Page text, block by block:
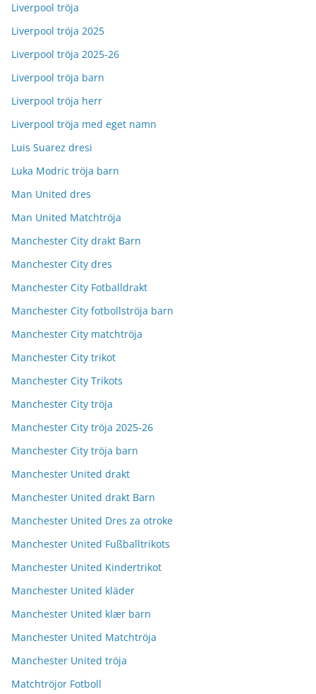
Liverpool tröja
Liverpool tröja 2025
Liverpool tröja 2025-26
Liverpool tröja barn
Liverpool tröja herr
Liverpool tröja med eget namn
Luis Suarez dresi
Luka Modric tröja barn
Man United dres
Man United Matchtröja
Manchester City drakt Barn
Manchester City dres
Manchester City Fotballdrakt
Manchester City fotbollströja barn
Manchester City matchtröja
Manchester City trikot
Manchester City Trikots
Manchester City tröja
Manchester City tröja 2025-26
Manchester City tröja barn
Manchester United drakt
Manchester United drakt Barn
Manchester United Dres za otroke
Manchester United Fußballtrikots
Manchester United Kindertrikot
Manchester United kläder
Manchester United klær barn
Manchester United Matchtröja
Manchester United tröja
Matchtröjor Fotboll